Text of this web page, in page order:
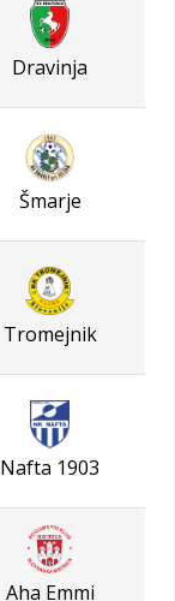
Dravinja
Šmarje
Tromejnik
Nafta 1903
Aha Emmi